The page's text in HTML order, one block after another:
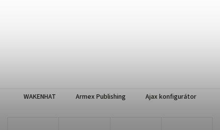
WAKENHAT Armex Publishing Ajax konfigurátor